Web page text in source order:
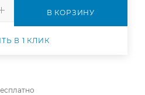
В КОРЗИНУ
В 1 КЛИК